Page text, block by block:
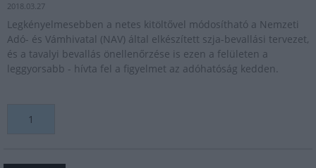
2018.03.27
Legkényelmesebben a netes kitöltővel módosítható a Nemzeti
Adó- és Vámhivatal (NAV) által elkészített szja-bevallási tervezet,
és a tavalyi bevallás önellenőrzése is ezen a felületen a
leggyorsabb - hívta fel a figyelmet az adóhatóság kedden.
1